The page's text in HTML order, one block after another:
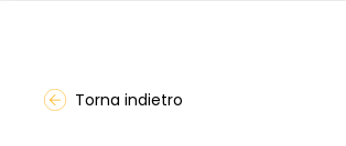
Torna indietro